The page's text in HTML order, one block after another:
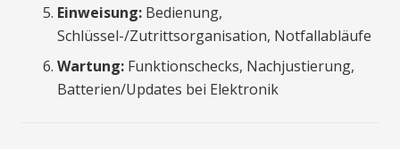
Einweisung: Bedienung,
Schlüssel-/Zutrittsorganisation, Notfallabläufe
Wartung: Funktionschecks, Nachjustierung,
Batterien/Updates bei Elektronik